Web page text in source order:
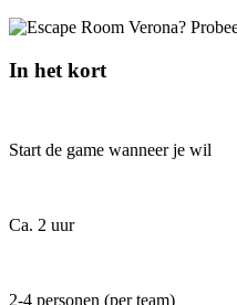
In het kort
Start de game wanneer je wil
Ca. 2 uur
2-4 personen (per team)